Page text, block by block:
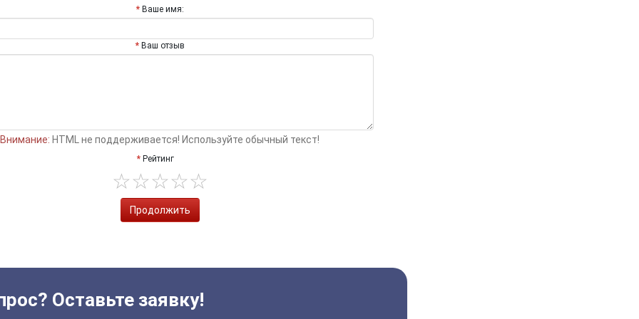
Ваше имя:
Ваш отзыв
Внимание: HTML не поддерживается! Используйте обычный текст!
Рейтинг
Продолжить
Оставьте заявку!